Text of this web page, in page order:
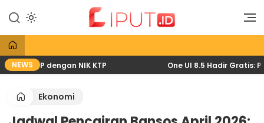
konten
Liput
Liputan Digital
NEWS
HP dengan NIK KTP One UI 8.5 Hadir Gratis:
Ekonomi